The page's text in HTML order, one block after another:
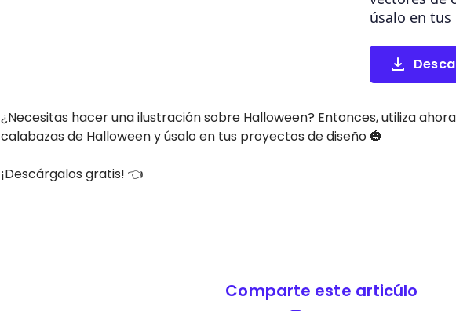
úsalo en tus
¿Necesitas hacer una ilustración sobre Halloween? Entonces, utiliza
calabazas de Halloween y úsalo en tus proyectos de diseño 🎃
¡Descárgalos gratis! 👈
Comparte este articúlo